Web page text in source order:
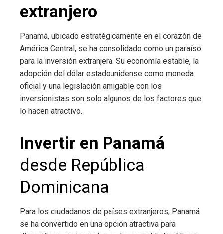
extranjero
Panamá, ubicado estratégicamente en el corazón de
América Central, se ha consolidado como un paraíso
para la inversión extranjera. Su economía estable, la
adopción del dólar estadounidense como moneda
oficial y una legislación amigable con los
inversionistas son solo algunos de los factores que
lo hacen atractivo.
Invertir en Panamá
desde República
Dominicana
Para los ciudadanos de países extranjeros, Panamá
se ha convertido en una opción atractiva para